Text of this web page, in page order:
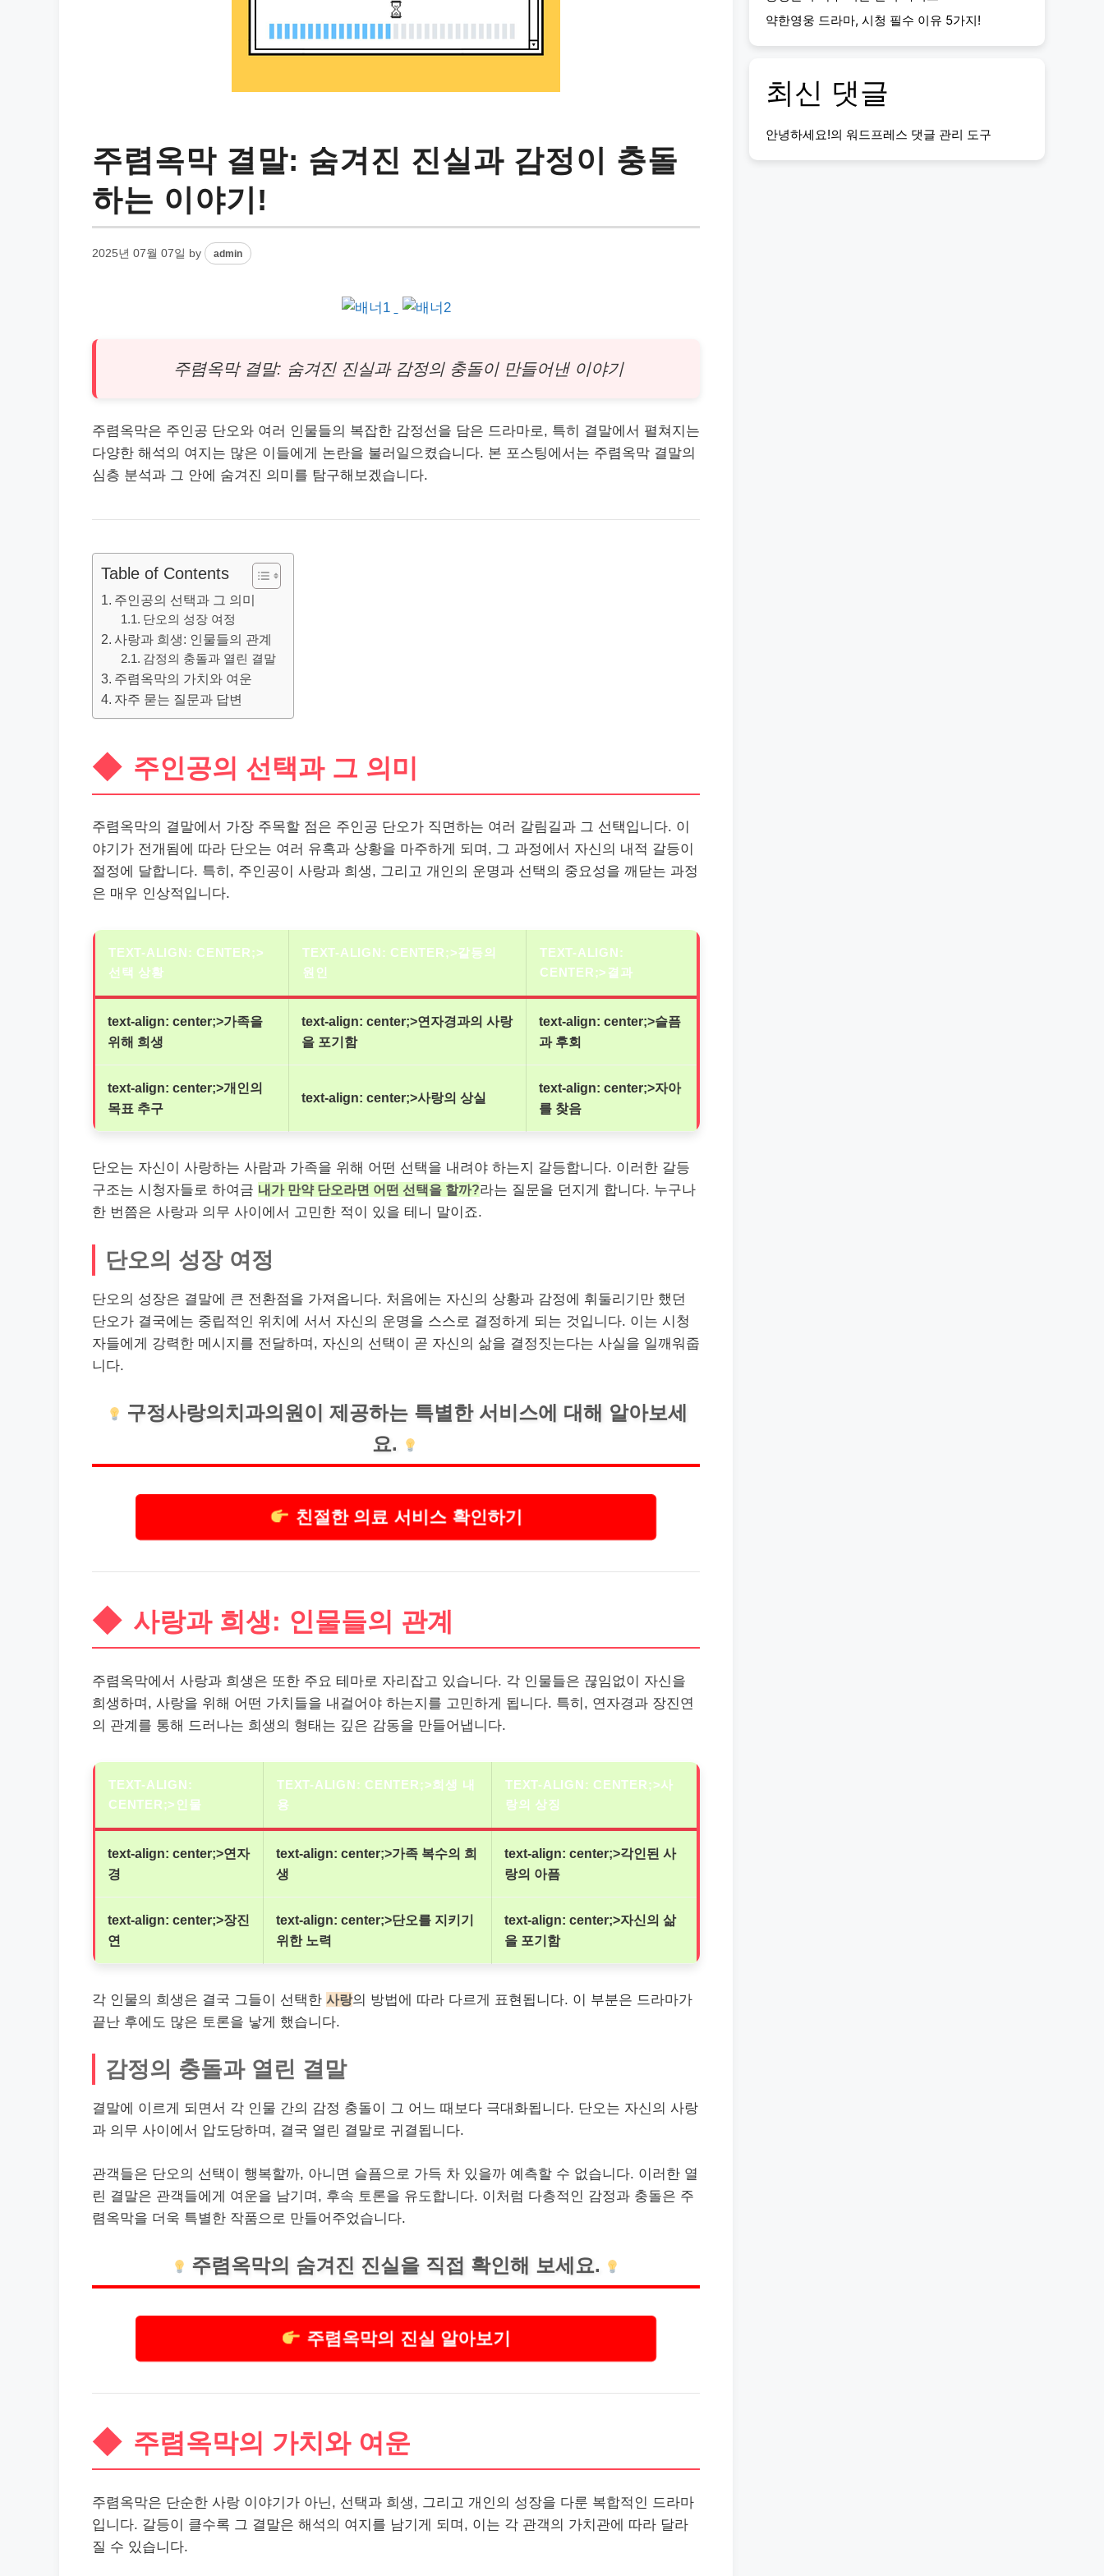
주렴옥막 결말: 숨겨진 진실과 감정이 충돌
하는 이야기!
2025년 07월 07일 by admin
주렴옥막 결말: 숨겨진 진실과 감정의 충돌이 만들어낸 이야기
주렴옥막은 주인공 단오와 여러 인물들의 복잡한 감정선을 담은 드라마로, 특히 결말에서 펼쳐지는
다양한 해석의 여지는 많은 이들에게 논란을 불러일으켰습니다. 본 포스팅에서는 주렴옥막 결말의
심층 분석과 그 안에 숨겨진 의미를 탐구해보겠습니다.
Table of Contents
주인공의 선택과 그 의미
단오의 성장 여정
사랑과 희생: 인물들의 관계
감정의 충돌과 열린 결말
주렴옥막의 가치와 여운
자주 묻는 질문과 답변
주인공의 선택과 그 의미
주렴옥막의 결말에서 가장 주목할 점은 주인공 단오가 직면하는 여러 갈림길과 그 선택입니다. 이
야기가 전개됨에 따라 단오는 여러 유혹과 상황을 마주하게 되며, 그 과정에서 자신의 내적 갈등이
절정에 달합니다. 특히, 주인공이 사랑과 희생, 그리고 개인의 운명과 선택의 중요성을 깨닫는 과정
은 매우 인상적입니다.
TEXT-ALIGN: CENTER;>
선택 상황
TEXT-ALIGN: CENTER;>갈등의
원인
TEXT-ALIGN:
CENTER;>결과
text-align: center;>가족을
위해 희생
text-align: center;>연자경과의 사랑
을 포기함
text-align: center;>슬픔
과 후회
text-align: center;>개인의
목표 추구
text-align: center;>사랑의 상실
text-align: center;>자아
를 찾음
단오는 자신이 사랑하는 사람과 가족을 위해 어떤 선택을 내려야 하는지 갈등합니다. 이러한 갈등
구조는 시청자들로 하여금 내가 만약 단오라면 어떤 선택을 할까?라는 질문을 던지게 합니다. 누구나
한 번쯤은 사랑과 의무 사이에서 고민한 적이 있을 테니 말이죠.
단오의 성장 여정
단오의 성장은 결말에 큰 전환점을 가져옵니다. 처음에는 자신의 상황과 감정에 휘둘리기만 했던
단오가 결국에는 중립적인 위치에 서서 자신의 운명을 스스로 결정하게 되는 것입니다. 이는 시청
자들에게 강력한 메시지를 전달하며, 자신의 선택이 곧 자신의 삶을 결정짓는다는 사실을 일깨워줍
니다.
구정사랑의 치과의원이 제공하는 특별한 서비스에 대해 알아보세
요.
친절한 의료 서비스 확인하기
사랑과 희생: 인물들의 관계
주렴옥막에서 사랑과 희생은 또한 주요 테마로 자리잡고 있습니다. 각 인물들은 끊임없이 자신을
희생하며, 사랑을 위해 어떤 가치들을 내걸어야 하는지를 고민하게 됩니다. 특히, 연자경과 장진연
의 관계를 통해 드러나는 희생의 형태는 깊은 감동을 만들어냅니다.
TEXT-ALIGN:
CENTER;>인물
TEXT-ALIGN: CENTER;>희생 내
용
TEXT-ALIGN: CENTER;>사
랑의 상징
text-align: center;>연자
경
text-align: center;>가족 복수의 희
생
text-align: center;>각인된 사
랑의 아픔
text-align: center;>장진
연
text-align: center;>단오를 지키기
위한 노력
text-align: center;>자신의 삶
을 포기함
각 인물의 희생은 결국 그들이 선택한 사랑의 방법에 따라 다르게 표현됩니다. 이 부분은 드라마가
끝난 후에도 많은 토론을 낳게 했습니다.
감정의 충돌과 열린 결말
결말에 이르게 되면서 각 인물 간의 감정 충돌이 그 어느 때보다 극대화됩니다. 단오는 자신의 사랑
과 의무 사이에서 압도당하며, 결국 열린 결말로 귀결됩니다.
관객들은 단오의 선택이 행복할까, 아니면 슬픔으로 가득 차 있을까 예측할 수 없습니다. 이러한 열
린 결말은 관객들에게 여운을 남기며, 후속 토론을 유도합니다. 이처럼 다층적인 감정과 충돌은 주
렴옥막을 더욱 특별한 작품으로 만들어주었습니다.
주렴옥막의 숨겨진 진실을 직접 확인해 보세요.
주렴옥막의 진실 알아보기
주렴옥막의 가치와 여운
주렴옥막은 단순한 사랑 이야기가 아닌, 선택과 희생, 그리고 개인의 성장을 다룬 복합적인 드라마
입니다. 갈등이 클수록 그 결말은 해석의 여지를 남기게 되며, 이는 각 관객의 가치관에 따라 달라
질 수 있습니다.
약한영웅 드라마, 시청 필수 이유 5가지!
최신 댓글
안녕하세요!의 워드프레스 댓글 관리 도구